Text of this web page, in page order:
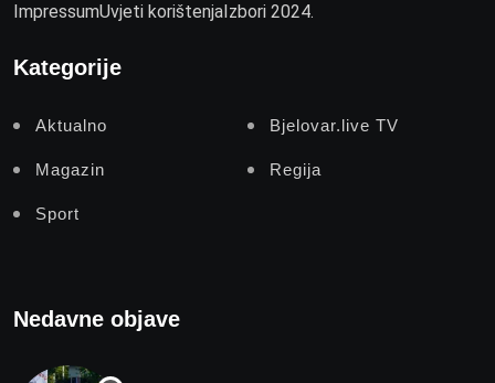
ImpressumUvjeti korištenja Izbori 2024.
Kategorije
Aktualno Bjelovar.live TV
Magazin Regija
Sport
Nedavne objave